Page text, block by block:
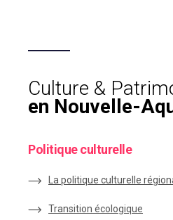
Culture &
en Nouvelle-
Politique culturelle
La politique culturelle
Transition écologique